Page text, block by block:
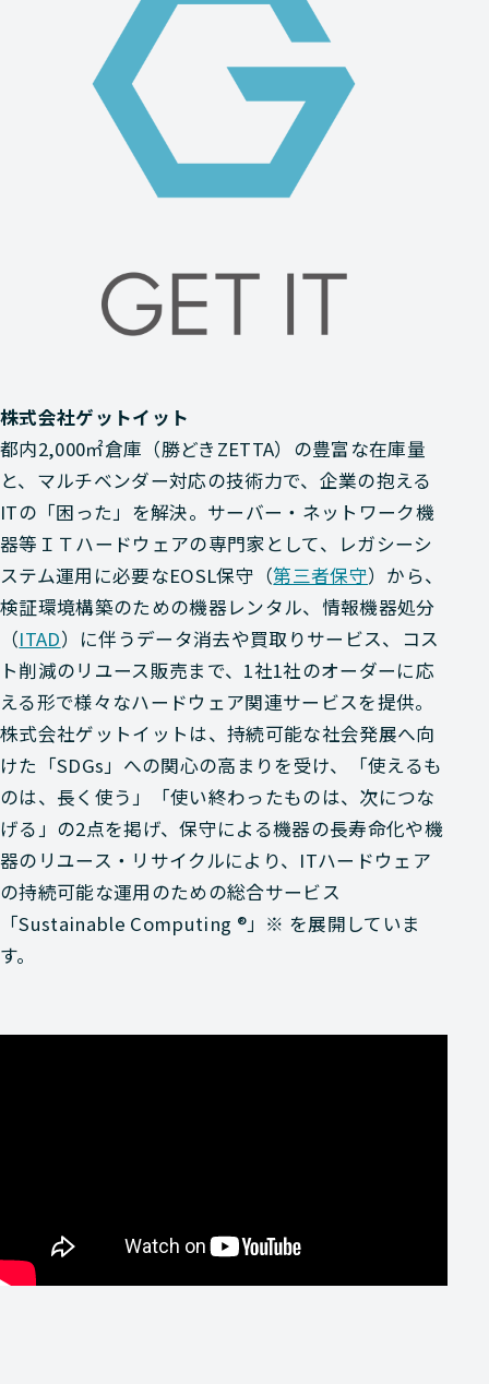
株式会社ゲットイット
都内2,000㎡倉庫（勝どきZETTA）の豊富な在庫量
と、マルチベンダー対応の技術力で、企業の抱える
ITの「困った」を解決。サーバー・ネットワーク機
器等ＩＴハードウェアの専門家として、レガシーシ
ステム運用に必要なEOSL保守（第三者保守）から、
検証環境構築のための機器レンタル、情報機器処分
（ITAD）に伴うデータ消去や買取りサービス、コス
ト削減のリユース販売まで、1社1社のオーダーに応
える形で様々なハードウェア関連サービスを提供。
株式会社ゲットイットは、持続可能な社会発展へ向
けた「SDGs」への関心の高まりを受け、「使えるも
のは、長く使う」「使い終わったものは、次につな
げる」の2点を掲げ、保守による機器の長寿命化や機
器のリユース・リサイクルにより、ITハードウェア
の持続可能な運用のための総合サービス
「Sustainable Computing ®」※ を展開していま
す。